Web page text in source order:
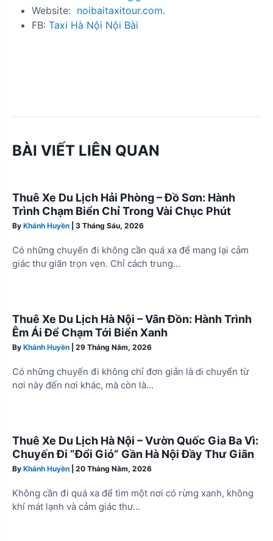
Website: noibaitaxitour.com.
FB: Taxi Hà Nội Nội Bài
BÀI VIẾT LIÊN QUAN
Thuê Xe Du Lịch Hải Phòng – Đồ Sơn: Hành
Trình Chạm Biển Chỉ Trong Vài Chục Phút
By Khánh Huyền 3 Tháng Sáu, 2026
Có những chuyến đi không cần quá xa để mang lại cảm
giác thư giãn trọn vẹn. Chỉ cách trung…
Thuê Xe Du Lịch Hà Nội – Vân Đồn: Hành Trình
Êm Ái Để Chạm Tới Biển Xanh
By Khánh Huyền 29 Tháng Năm, 2026
Có những chuyến đi không chỉ đơn giản là di chuyển từ
nơi này đến nơi khác, mà còn là…
Thuê Xe Du Lịch Hà Nội – Vườn Quốc Gia Ba Vì:
Chuyến Đi “Đổi Gió” Gần Hà Nội Đầy Thư Giãn
By Khánh Huyền 20 Tháng Năm, 2026
Không cần đi quá xa để tìm một nơi có rừng xanh, không
khí mát lạnh và cảm giác thư…